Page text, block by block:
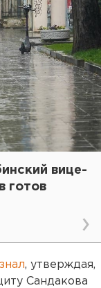
вице-
готов
, утверждая,
Сандакова